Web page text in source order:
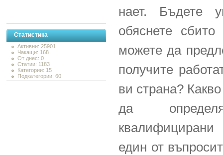
Статистика
Активни: 25901
Чакащи: 168
От днес: 0
Статии: 1183
Категории: 15
Подкатегории: 60
нает. Бъдете
обяснете
можете да
получите
ви страна?
да
един от